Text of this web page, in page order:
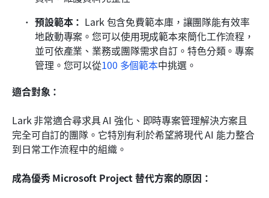
預設範本： Lark 包含免費範本庫，讓團隊能有效率
地啟動專案。您可以使用現成範本來簡化工作流程，
並可依產業、業務或團隊需求自訂。特色分類。專案
管理。您可以從100 多個範本中挑選。
適合對象：
Lark 非常適合尋求具 AI 強化、即時專案管理解決方案且
完全可自訂的團隊。它特別有利於希望將現代 AI 能力整合
到日常工作流程中的組織。
成為優秀 Microsoft Project 替代方案的原因：